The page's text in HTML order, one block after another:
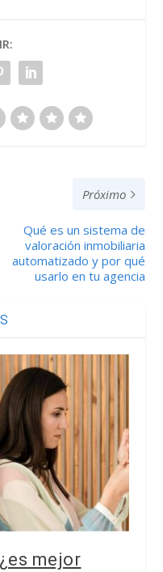
Próximo
Qué es un sistema de
valoración inmobiliaria
automatizado y por qué
usarlo en tu agencia
mejor